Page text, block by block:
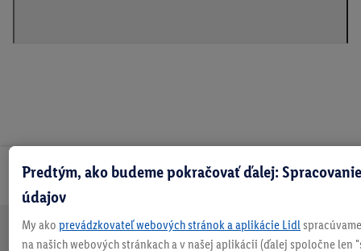
Odoberaj Newsletter!
Doprava
30 dní na
Vrátenie
Každý
Bezpečný nákup
Predtým, ako budeme pokračovať ďalej:
údajov
My ako prevádzkovateľ webových stránok a aplikácie Lidl
na našich webových stránkach a v našej aplikácii (ďalej spoločne len